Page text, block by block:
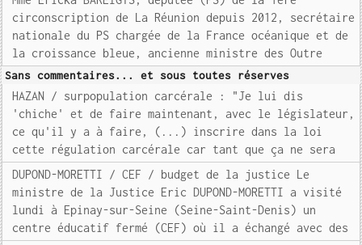
circonscription de La Réunion depuis 2012, secrétaire
nationale du PS chargée de la France océanique et de
la croissance bleue, ancienne ministre des Outre
Sans commentaires... et sous toutes réserves
HAZAN / surpopulation carcérale : "Je lui dis
'chiche' et de faire maintenant, avec le législateur,
ce qu'il y a à faire, (...) inscrire dans la loi
cette régulation carcérale car tant que ça ne sera
DUPOND-MORETTI / CEF / budget de la justice Le
ministre de la Justice Eric DUPOND-MORETTI a visité
lundi à Epinay-sur-Seine (Seine-Saint-Denis) un
centre éducatif fermé (CEF) où il a échangé avec des